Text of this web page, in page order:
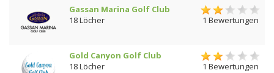
Gassan Marina Golf Club
18 Löcher
1 Bewertungen
Gold Canyon Golf Club
18 Löcher
1 Bewertungen